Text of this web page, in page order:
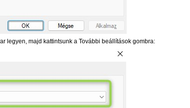
legyen, majd kattintsunk a További beállítások gombra: